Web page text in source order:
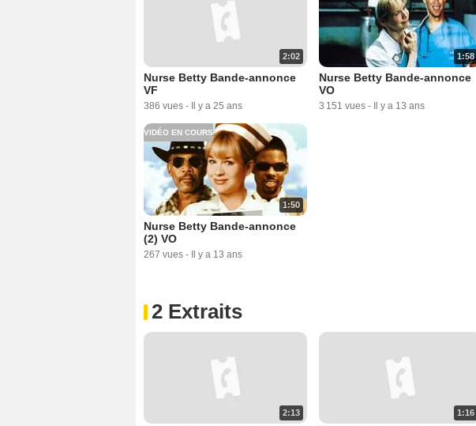
2:02
Nurse Betty Bande-annonce
VF
386 vues - Il y a 25 ans
1:58
Nurse Betty Bande-annonce
VO
3 151 vues - Il y a 13 ans
1:50
VIDÉO EN COURS
Nurse Betty Bande-annonce
(2) VO
267 vues - Il y a 13 ans
2 Extraits
2:13 1:16